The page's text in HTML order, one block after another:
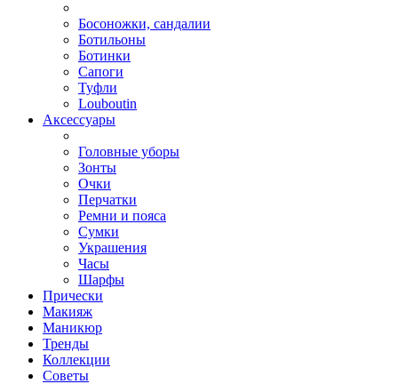
Босоножки, сандалии
Ботильоны
Ботинки
Сапоги
Туфли
Louboutin
Аксессуары
Головные уборы
Зонты
Очки
Перчатки
Ремни и пояса
Сумки
Украшения
Часы
Шарфы
Прически
Макияж
Маникюр
Тренды
Коллекции
Советы